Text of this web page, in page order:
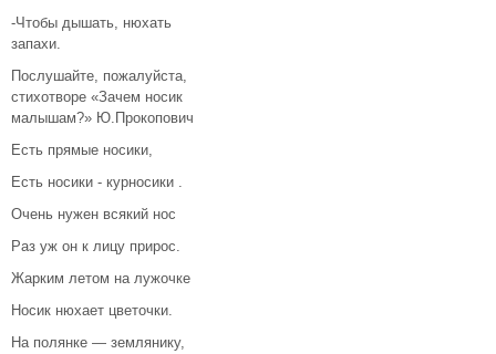
-Чтобы дышать, нюхать
запахи.
Послушайте, пожалуйста,
стихотворе «Зачем носик
малышам?» Ю.Прокопович
Есть прямые носики,
Есть носики - курносики .
Очень нужен всякий нос
Раз уж он к лицу прирос.
Жарким летом на лужочке
Носик нюхает цветочки.
На полянке — землянику,